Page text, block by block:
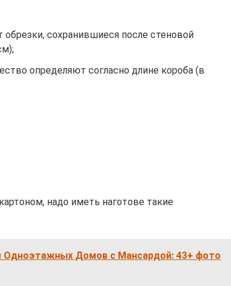
обрезки, сохранившиеся после стеновой
определяют согласно длине короба (в
надо иметь наготове такие
Домов с Мансардой: 43+ фото